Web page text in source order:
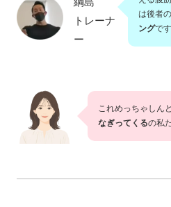
トレーナ
ー
は後者の
ングです
これめっちゃしん
なぎってくるの私